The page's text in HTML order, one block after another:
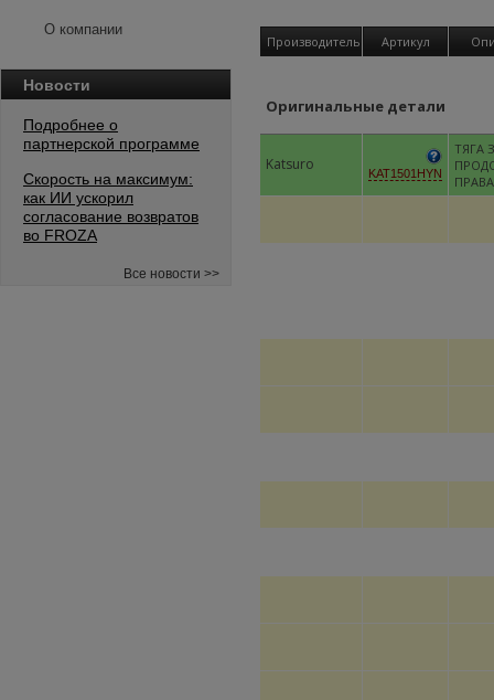
О компании
Новости
Подробнее о
партнерской программе
Скорость на максимум:
как ИИ ускорил
согласование возвратов
во FROZA
Все новости >>
Производитель Артикул
Оригинальные детали
Katsuro KAT1501HYN
ТЯГА